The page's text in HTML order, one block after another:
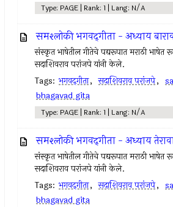
Type: PAGE | Rank: 1 | Lang: N/A
समश्लोकी भगवद्‌गीता - अध्याय
संस्कृत भाषेतील गीतेचे पद्यरूपात मराठी भाषेत
सदाशिवराव परांजपे यांनी केले.
Tags: भगवद्‌गीता, सदाशिवराव परांजपे,
bhagavad gita
Type: PAGE | Rank: 1 | Lang: N/A
समश्लोकी भगवद्‌गीता - अध्याय
संस्कृत भाषेतील गीतेचे पद्यरूपात मराठी भाषेत
सदाशिवराव परांजपे यांनी केले.
Tags: भगवद्‌गीता, सदाशिवराव परांजपे,
bhagavad gita